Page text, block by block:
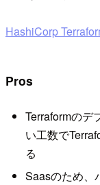
HashiCorp
Pros
Terraformのデ
い工数で
る
Saasのため、